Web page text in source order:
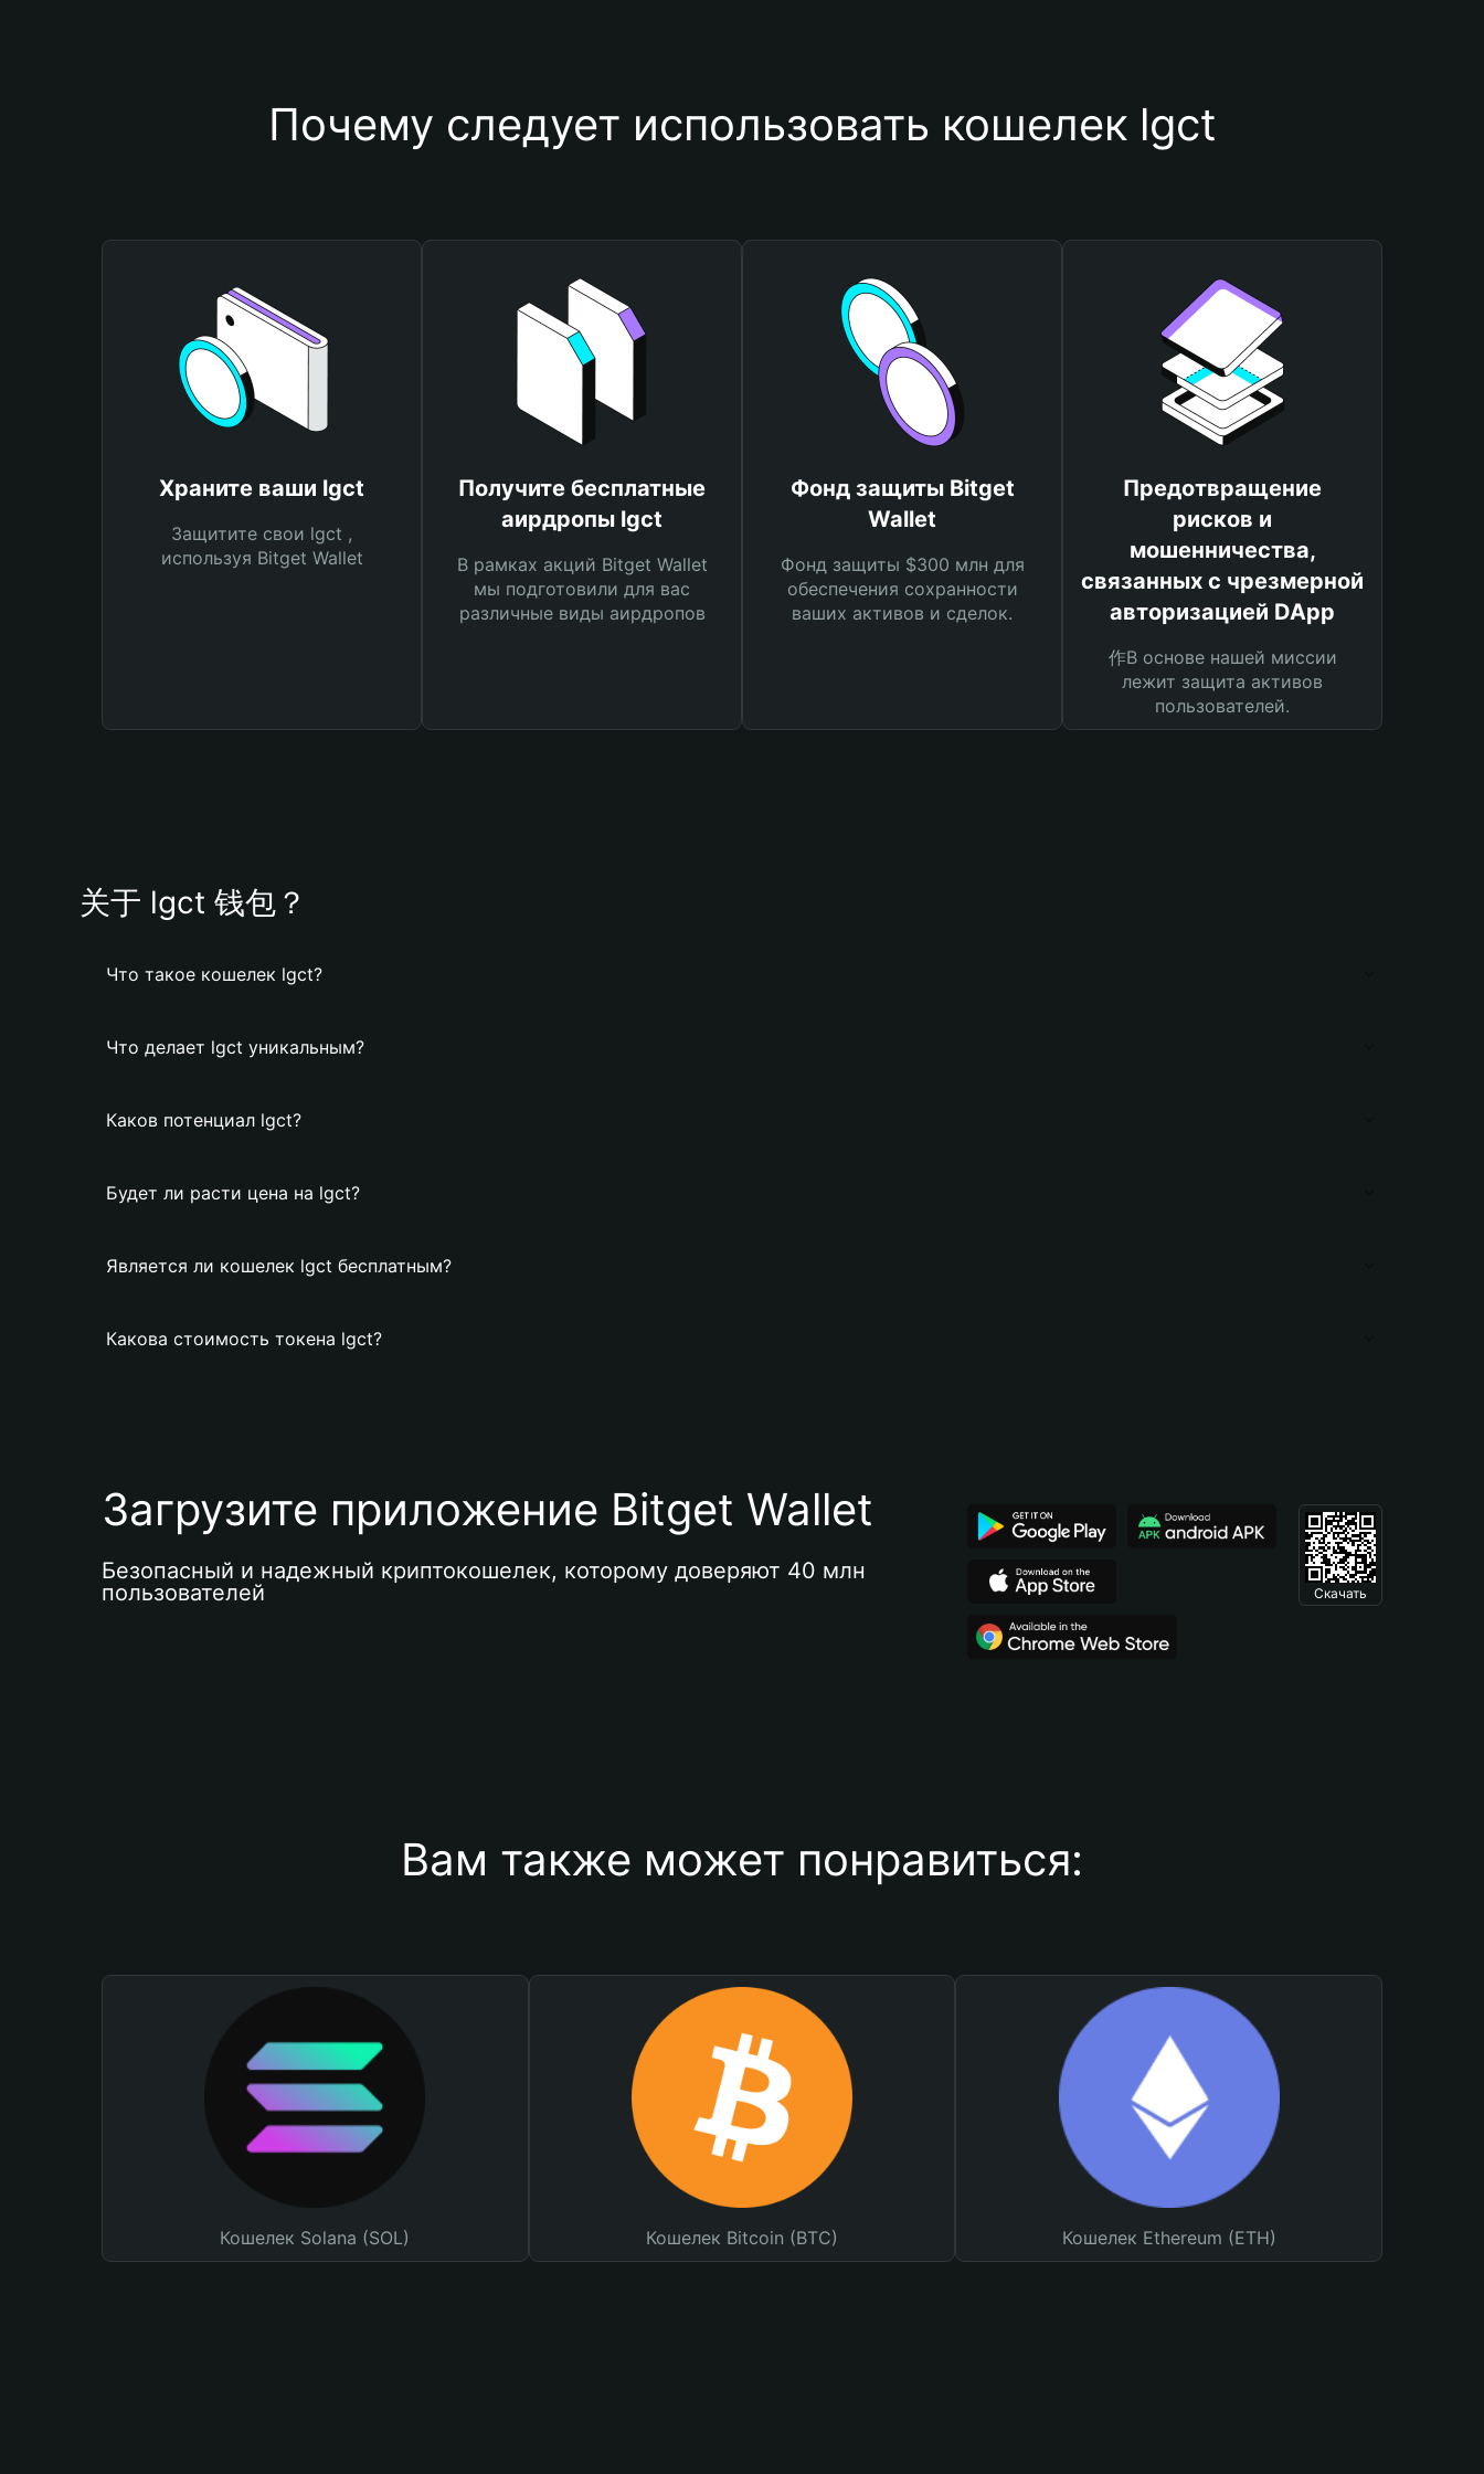
Почему следует использовать кошелек lgct
Храните ваши lgct
Защитите свои lgct ,
используя Bitget Wallet
Получите бесплатные
аирдропы lgct
В рамках акций Bitget Wallet
мы подготовили для вас
различные виды аирдропов
Фонд защиты Bitget
Wallet
Фонд защиты $300 млн для
обеспечения сохранности
ваших активов и сделок.
Предотвращение
рисков и
мошенничества,
связанных с чрезмерной
авторизацией DApp
作В основе нашей миссии
лежит защита активов
пользователей.
关于 lgct 钱包？
Что такое кошелек lgct?
Что делает lgct уникальным?
Каков потенциал lgct?
Будет ли расти цена на lgct?
Является ли кошелек lgct бесплатным?
Какова стоимость токена lgct?
Загрузите приложение Bitget Wallet
Безопасный и надежный криптокошелек, которому доверяют 40 млн
пользователей
Скачать
Вам также может понравиться:
Кошелек Solana (SOL) Кошелек Bitcoin (BTC) Кошелек Ethereum (ETH)